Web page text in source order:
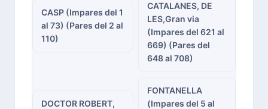
CASP (Impares del 1
al 73) (Pares del 2 al
110)
CATALANES, DE
LES,Gran via
(Impares del 621 al
669) (Pares del
648 al 708)
DOCTOR ROBERT,
FONTANELLA
(Impares del 5 al